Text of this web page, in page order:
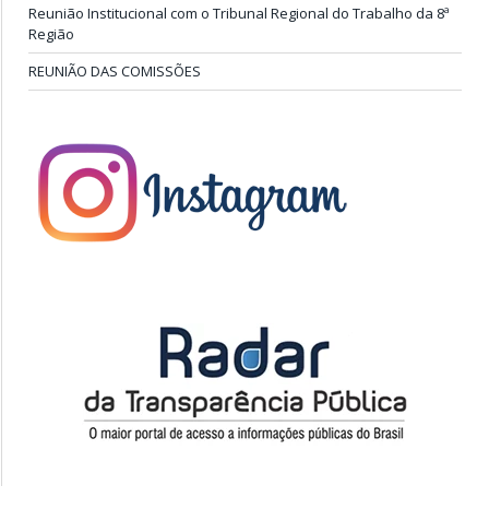
Reunião Institucional com o Tribunal Regional do Trabalho da 8ª
Região
REUNIÃO DAS COMISSÕES